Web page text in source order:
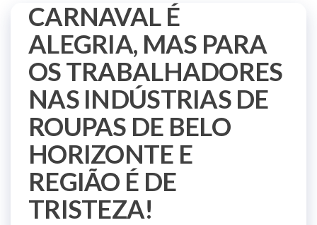
CARNAVAL É
ALEGRIA, MAS PARA
OS TRABALHADORES
NAS INDÚSTRIAS DE
ROUPAS DE BELO
HORIZONTE E
REGIÃO É DE
TRISTEZA!